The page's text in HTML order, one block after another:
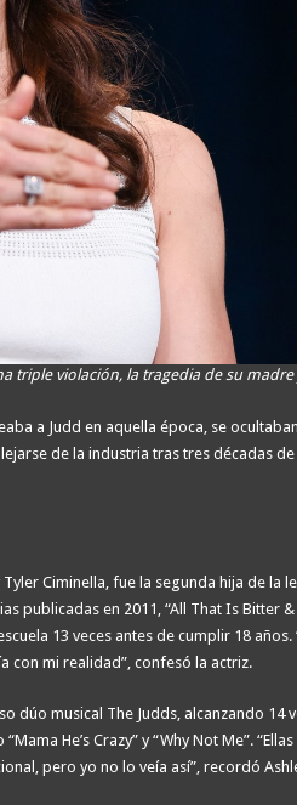
triple violación, la tragedia de su madre
a Judd en aquella época, se ocultaban
de la industria tras tres décadas
Ciminella, fue la segunda hija de la
publicadas en 2011, “All That Is Bitter &
13 veces antes de cumplir 18 años.
con mi realidad”, confesó la actriz.
dúo musical The Judds, alcanzando 14
He’s Crazy” y “Why Not Me”.
pero yo no lo veía así”, recordó